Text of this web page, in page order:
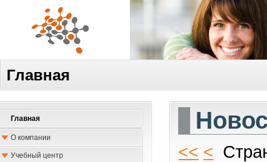
Главная
Главная
О компании
Учебный центр << <